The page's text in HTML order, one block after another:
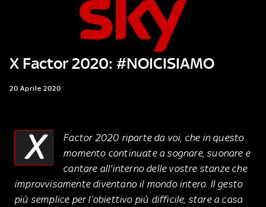
Cos’altro vedere:
PROGRAMMI SKY
SKY.IT
X Factor 2020: #NOICISIAMO
20 Aprile 2020
X
Factor 2020 riparte da voi, che in questo
momento continuate a sognare, suonare e
cantare all'interno delle vostre stanze che
improvvisamente diventano il mondo intero. Il gesto
più semplice per l’obiettivo più difficile, stare a casa